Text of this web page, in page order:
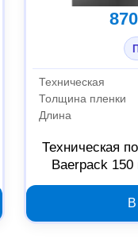
Техническая
Толщина пленки
Длина
Техническая
Baerpack
В